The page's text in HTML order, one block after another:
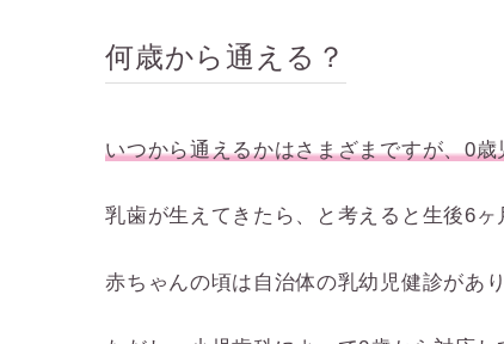
何歳から通える？
いつから通えるかはさまざまですが、0
乳歯が生えてきたら、と考えると生後6ヶ
赤ちゃんの頃は自治体の乳幼児健診があ